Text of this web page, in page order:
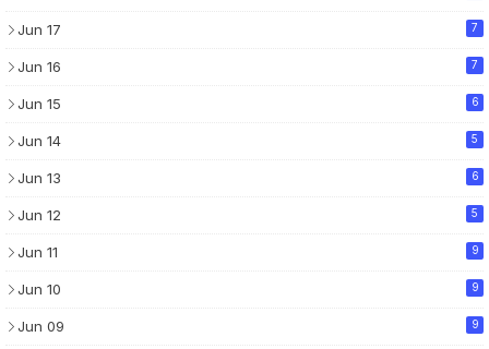
Jun 17 7
Jun 16 7
Jun 15 6
Jun 14 5
Jun 13 6
Jun 12 5
Jun 11 9
Jun 10 9
Jun 09 9